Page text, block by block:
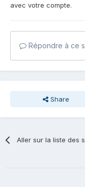
avec votre compte.
Répondre à ce
Share
Aller sur la liste des